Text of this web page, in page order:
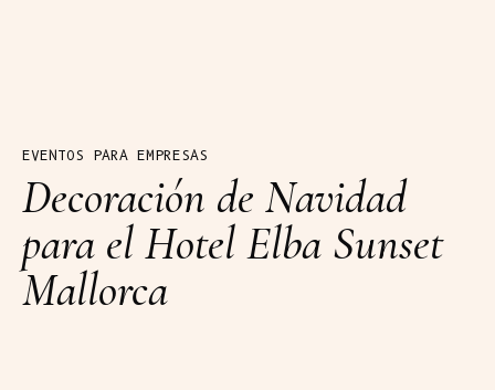
EVENTOS PARA EMPRESAS
Decoración de Navidad
para el Hotel Elba Sunset
Mallorca